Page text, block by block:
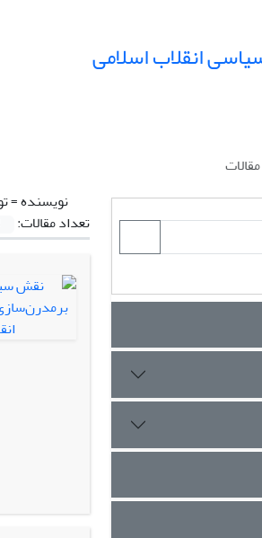
انقلاب اسلامی
نویسنده =
تعداد مقالات: